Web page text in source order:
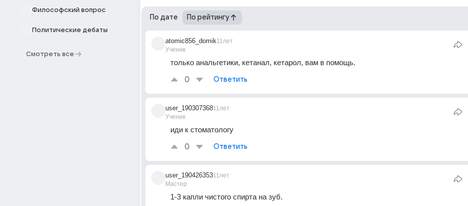
Философский вопрос
Политические дебаты
Смотреть все
По дате По рейтингу
atomic856_domik
Ученик
11лет
только анальгетики, кетанал, кетарол, вам в помощь.
0 Ответить
user_190307368
Ученик
11лет
иди к стоматологу
0 Ответить
user_190426353
Мастер
11лет
1-3 капли чистого спирта на зуб.